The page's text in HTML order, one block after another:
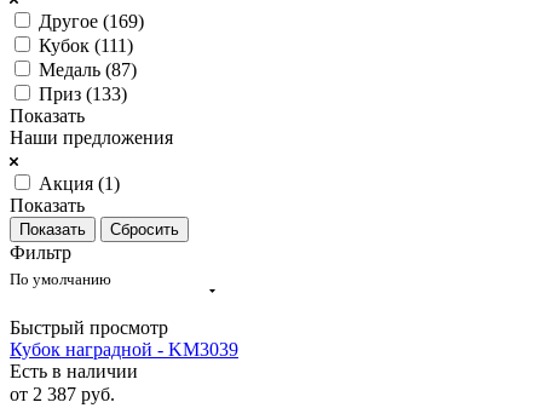
Другое (169)
Кубок (111)
Медаль (87)
Приз (133)
Показать
Наши предложения
Акция (1)
Показать
Сбросить
Фильтр
По умолчанию
Быстрый просмотр
Кубок наградной - KM3039
Есть в наличии
от 2 387 руб.